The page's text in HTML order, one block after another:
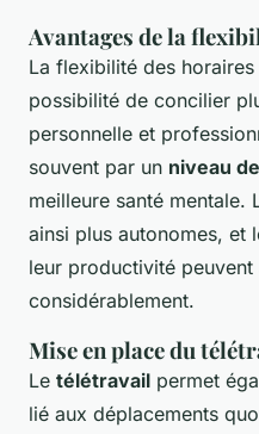
Avantages de la
La flexibilité des
possibilité de concilier
personnelle et
souvent par un niveau
meilleure santé mentale.
ainsi plus autonomes, et
leur productivité peuvent
considérablement.
Mise en place du
Le télétravail permet
lié aux déplacements